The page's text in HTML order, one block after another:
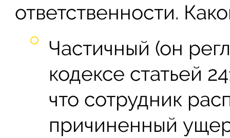
ответственности.
Частичный (он
кодексе статьей
что сотрудник
причиненный